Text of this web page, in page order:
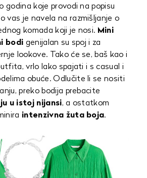
godina koje provodi na popisu
vas je navela na razmišljanje o
komada koji je nosi. Mini
bodi genijalan su spoj i za
lookove. Tako će se, baš kao i
vrlo lako spajati i s casual i
obuće. Odlučite li se nositi
preko bodija prebacite
u istoj nijansi, a ostatkom
intenzivna žuta boja.